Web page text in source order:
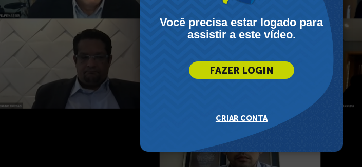
Você precisa estar logado para
assistir a este vídeo.